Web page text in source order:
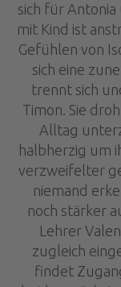
sich für
mit Kind ist
Gefühlen von
sich eine
trennt sich
Timon. Sie
Alltag
halbherzig um
verzweifelter
niemand
noch stärker
Lehrer
zugleich
findet